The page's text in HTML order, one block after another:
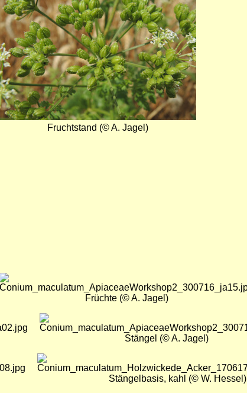
Fruchtstand (© A. Jagel)
Bild
Früchte (© A. Jagel)
Bild
Stängel (© A. Jagel)
Bild
Stängelbasis, kahl (© W. Hessel)